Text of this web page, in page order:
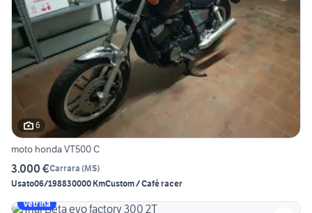
6
moto honda VT500 C
3.000 €Carrara (MS)
Usato06/198830000 KmCustom / Café racer
Vetrina